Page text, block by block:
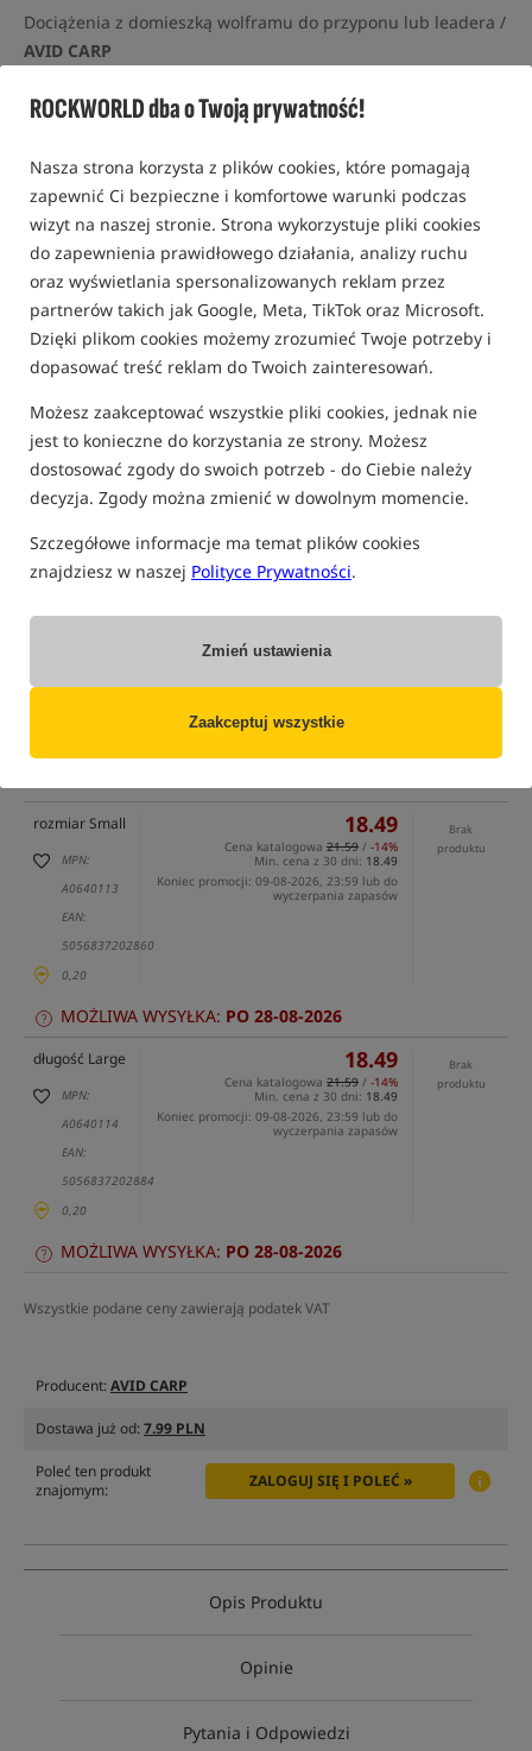
ROCKWORLD dba o Twoją prywatność!
Nasza strona korzysta z plików cookies, które pomagają
zapewnić Ci bezpieczne i komfortowe warunki podczas
wizyt na naszej stronie. Strona wykorzystuje pliki cookies
do zapewnienia prawidłowego działania, analizy ruchu
oraz wyświetlania spersonalizowanych reklam przez
partnerów takich jak Google, Meta, TikTok oraz Microsoft.
Dzięki plikom cookies możemy zrozumieć Twoje potrzeby i
dopasować treść reklam do Twoich zainteresowań.
Możesz zaakceptować wszystkie pliki cookies, jednak nie
jest to konieczne do korzystania ze strony. Możesz
dostosować zgody do swoich potrzeb - do Ciebie należy
decyzja. Zgody można zmienić w dowolnym momencie.
Szczegółowe informacje ma temat plików cookies
znajdziesz w naszej Polityce Prywatności.
Zmień ustawienia
Zaakceptuj wszystkie
Dociążenia z domieszką wolframu do przyponu lub leadera /
AVID CARP
Promocja
"naszym magazynie"
(część opcji mogła zostać ukryta przez wybrany sposób filtrowania)
rozmiar Small
MPN:
A0640113
EAN:
5056837202860
0,20
18.49
Cena katalogowa 21.59 / -14%
Min. cena z 30 dni: 18.49
Koniec promocji: 09-08-2026, 23:59 lub do
wyczerpania zapasów
Brak
produktu
MOŻLIWA WYSYŁKA: PO 28-08-2026
długość Large
MPN:
A0640114
EAN:
5056837202884
0,20
18.49
Cena katalogowa 21.59 / -14%
Min. cena z 30 dni: 18.49
Koniec promocji: 09-08-2026, 23:59 lub do
wyczerpania zapasów
Brak
produktu
MOŻLIWA WYSYŁKA: PO 28-08-2026
Wszystkie podane ceny zawierają podatek VAT
Producent:AVID CARP
Dostawa już od:7.99 PLN
Poleć ten produkt
znajomym:
ZALOGUJ SIĘ I POLEĆ »
Opis Produktu
Opinie
Pytania i Odpowiedzi